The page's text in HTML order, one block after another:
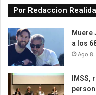
Por Redaccion
Muere
a los
Ago